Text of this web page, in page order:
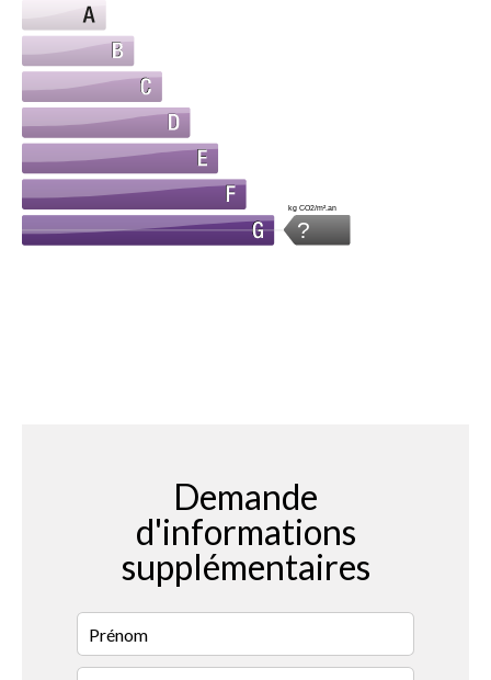
?
kg CO2/m².an
Demande
d'informations
supplémentaires